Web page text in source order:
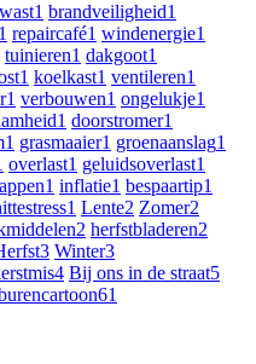
1 brandveiligheid1
1 repaircafé1 windenergie1
tuinieren1 dakgoot1
1 koelkast1 ventileren1
1 verbouwen1 ongelukje1
1 doorstromer1
1 grasmaaier1 groenaanslag1
overlast1 geluidsoverlast1
1 inflatie1 bespaartip1
1 Lente2 Zomer2
2 herfstbladeren2
3 Winter3
4 Bij ons in de straat5
61